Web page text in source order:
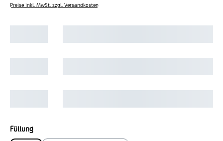
Preise inkl. MwSt. zzgl. Versandkosten
Füllungauswählen